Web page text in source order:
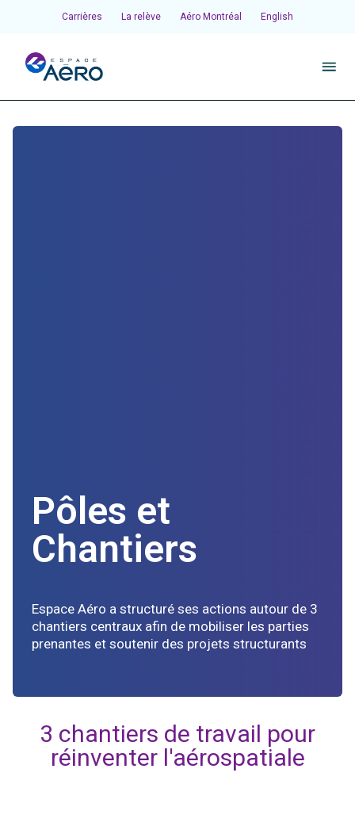
Carrières La relève Aéro Montréal English
À propos
>
Pôles et
Chantiers
Espace Aéro a structuré ses actions autour de 3
chantiers centraux afin de mobiliser les parties
prenantes et soutenir des projets structurants
3 chantiers de travail pour
réinventer l'aérospatiale